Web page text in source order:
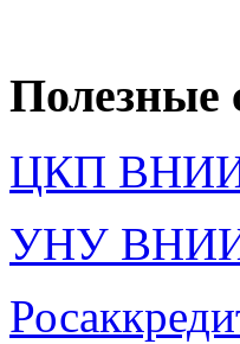
Полезные
ЦКП
УНУ